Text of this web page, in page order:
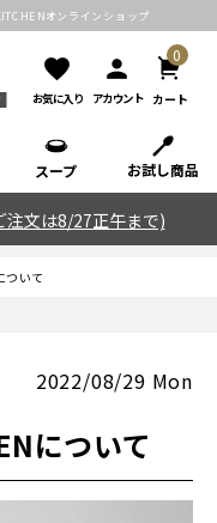
オンラインショップ
favorite
お気に入り
person
アカウント カート
0
スープ お試し商品
注文は8/27正午まで)
ついて
2022/08/29 Mon
について